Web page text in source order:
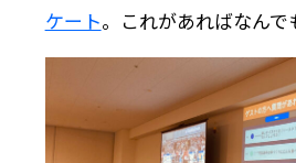
ケート。これがあればなんで